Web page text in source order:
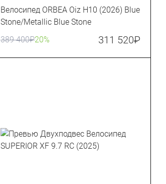
Велосипед ORBEA Oiz H10 (2026) Blue
Stone/Metallic Blue Stone
389 400₽20% 311 520₽